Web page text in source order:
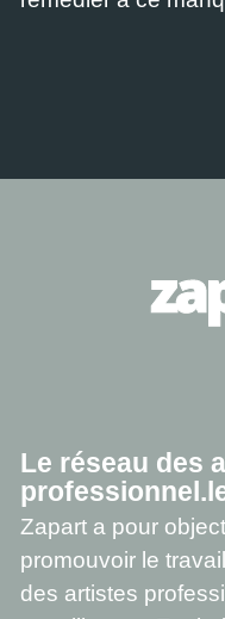
Le réseau des
Zapart a pour
promouvoir le
des artistes